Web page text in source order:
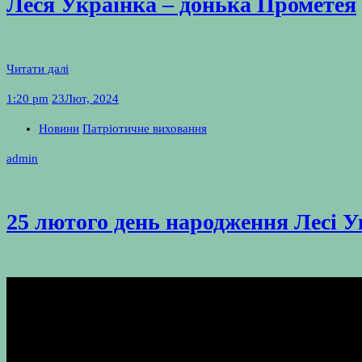
Читати далі
1:20 pm 23Лют, 2024
Новини Патріотичне виховання
admin
25 лютого день народження Лесі